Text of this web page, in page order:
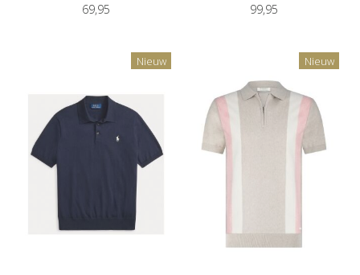
69,95 99,95
Nieuw Nieuw